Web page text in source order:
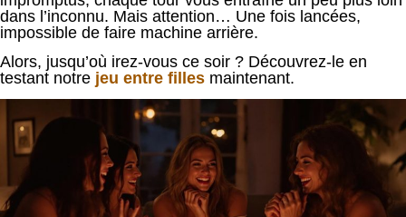
dans l’inconnu. Mais attention… Une fois lancées,
impossible de faire machine arrière.
Alors, jusqu’où irez-vous ce soir ? Découvrez-le en
testant notre jeu entre filles maintenant.